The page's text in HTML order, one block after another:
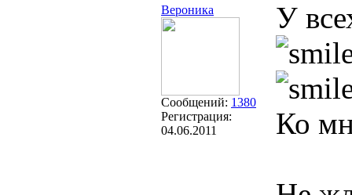
Вероника
Сообщений: 1380
Регистрация:
04.06.2011
У
Ко